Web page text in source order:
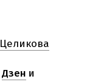
Дзен и